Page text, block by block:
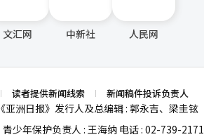
文汇网 中新社 人民网
读者提供新闻线索 新闻稿件投诉负责人
《亚洲日报》发行人及总编辑 : 郭永吉、梁圭铉
青少年保护负责人 : 王海纳 电话 : 02-739-2171